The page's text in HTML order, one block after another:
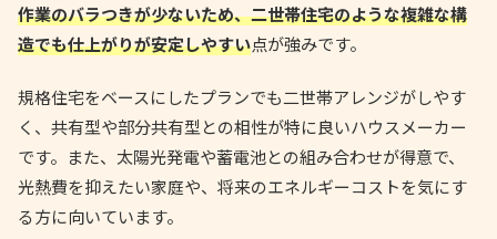
作業のバラつきが少ないため、二世帯住宅のような複雑な構
造でも仕上がりが安定しやすい点が強みです。
規格住宅をベースにしたプランでも二世帯アレンジがしやす
く、共有型や部分共有型との相性が特に良いハウスメーカー
です。また、太陽光発電や蓄電池との組み合わせが得意で、
光熱費を抑えたい家庭や、将来のエネルギーコストを気にす
る方に向いています。